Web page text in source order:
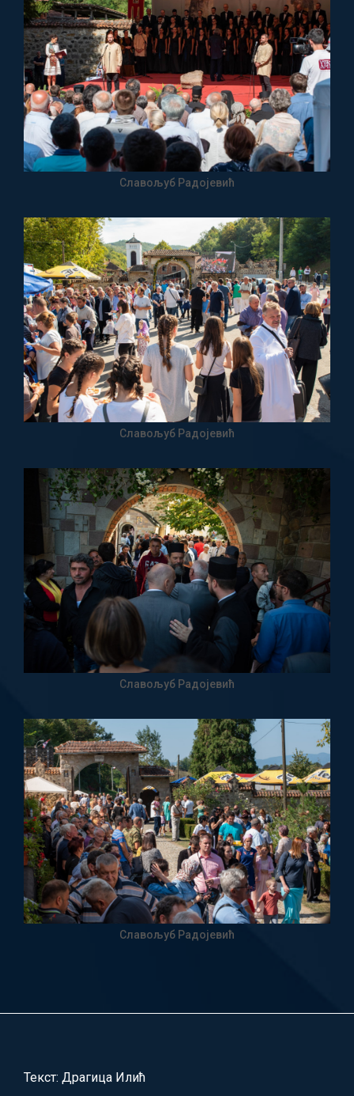
Славољуб Радојевић
Славољуб Радојевић
Славољуб Радојевић
Славољуб Радојевић
Текст: Драгица Илић